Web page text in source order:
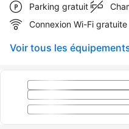
Parking gratuit
Connexion Wi-Fi gratuite
Voir tous les